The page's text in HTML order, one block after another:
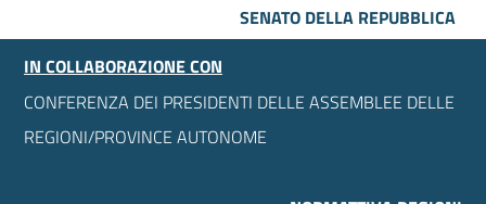
SENATO DELLA REPUBBLICA
IN COLLABORAZIONE CON
CONFERENZA DEI PRESIDENTI DELLE ASSEMBLEE DELLE
REGIONI/PROVINCE AUTONOME